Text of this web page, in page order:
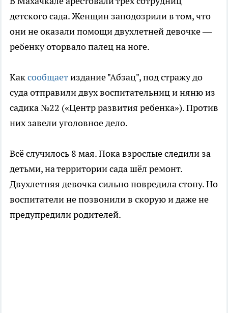
детского сада. Женщин заподозрили в том, что
они не оказали помощи двухлетней девочке —
ребенку оторвало палец на ноге.
Каксообщаетиздание "Абзац", под стражу до
суда отправили двух воспитательниц и няню из
садика №22 («Центр развития ребенка»). Против
них завели уголовное дело.
Всё случилось 8 мая. Пока взрослые следили за
детьми, на территории сада шёл ремонт.
Двухлетняя девочка сильно повредила стопу. Но
воспитатели не позвонили в скорую и даже не
предупредили родителей.